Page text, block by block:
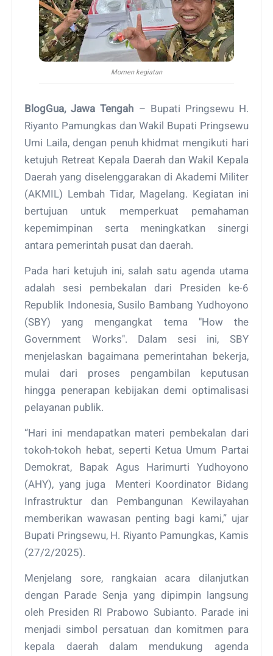
Momen kegiatan
BlogGua, Jawa Tengah – Bupati Pringsewu H.
Riyanto Pamungkas dan Wakil Bupati Pringsewu
Umi Laila, dengan penuh khidmat mengikuti hari
ketujuh Retreat Kepala Daerah dan Wakil Kepala
Daerah yang diselenggarakan di Akademi Militer
(AKMIL) Lembah Tidar, Magelang. Kegiatan ini
bertujuan untuk memperkuat pemahaman
kepemimpinan serta meningkatkan sinergi
antara pemerintah pusat dan daerah.
Pada hari ketujuh ini, salah satu agenda utama
adalah sesi pembekalan dari Presiden ke-6
Republik Indonesia, Susilo Bambang Yudhoyono
(SBY) yang mengangkat tema "How the
Government Works". Dalam sesi ini, SBY
menjelaskan bagaimana pemerintahan bekerja,
mulai dari proses pengambilan keputusan
hingga penerapan kebijakan demi optimalisasi
pelayanan publik.
“Hari ini mendapatkan materi pembekalan dari
tokoh-tokoh hebat, seperti Ketua Umum Partai
Demokrat, Bapak Agus Harimurti Yudhoyono
(AHY), yang juga Menteri Koordinator Bidang
Infrastruktur dan Pembangunan Kewilayahan
memberikan wawasan penting bagi kami,” ujar
Bupati Pringsewu, H. Riyanto Pamungkas, Kamis
(27/2/2025).
Menjelang sore, rangkaian acara dilanjutkan
dengan Parade Senja yang dipimpin langsung
oleh Presiden RI Prabowo Subianto. Parade ini
menjadi simbol persatuan dan komitmen para
kepala daerah dalam mendukung agenda